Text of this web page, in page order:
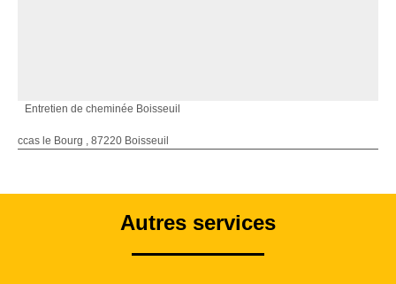
Entretien de cheminée Boisseuil
ccas le Bourg , 87220 Boisseuil
Autres services